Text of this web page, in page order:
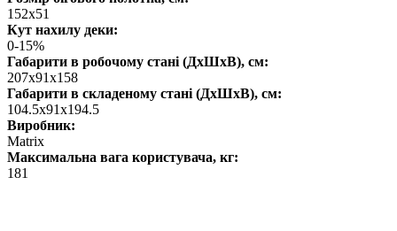
152x51
Кут нахилу деки:
0-15%
Габарити в робочому стані (ДхШхВ), см:
207x91x158
Габарити в складеному стані (ДхШхВ), см:
104.5x91x194.5
Виробник:
Matrix
Максимальна вага користувача, кг:
181